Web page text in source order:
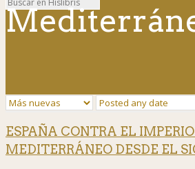
ESPAÑA CONTRA EL
MEDITERRÁNEO DESDE EL